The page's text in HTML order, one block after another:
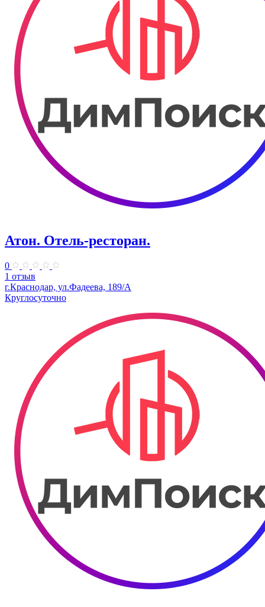
Атон. Отель-ресторан.
0
1 отзыв
г.Краснодар, ул.Фадеева, 189/А
Круглосуточно